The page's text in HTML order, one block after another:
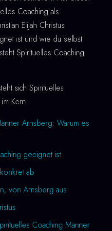
Coaching als
Elijah Christus
ist und wie du selbst
Spirituelles Coaching
sich Spirituelles
Kern.
Arnsberg: Warum es
geeignet ist
ab
von Arnsberg aus
Coaching Männer